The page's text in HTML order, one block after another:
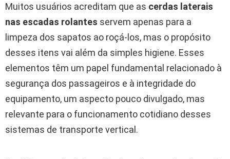
Muitos usuários acreditam que as cerdas laterais
nas escadas rolantes servem apenas para a
limpeza dos sapatos ao roçá-los, mas o propósito
desses itens vai além da simples higiene. Esses
elementos têm um papel fundamental relacionado à
segurança dos passageiros e à integridade do
equipamento, um aspecto pouco divulgado, mas
relevante para o funcionamento cotidiano desses
sistemas de transporte vertical.